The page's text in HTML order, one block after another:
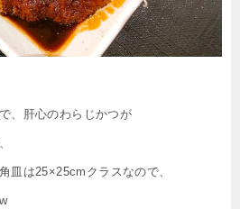
、肝心のわらじかつが
皿は25×25cmクラスなので、